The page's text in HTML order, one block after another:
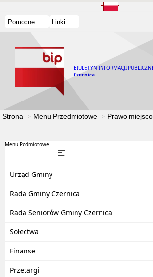
Pomocne Linki
BIULETYN INFORMACJI
Czernica
Strona Menu Przedmiotowe Prawo
Menu Podmiotowe
Urząd Gminy
Rada Gminy Czernica
Rada Seniorów Gminy Czernica
Sołectwa
Finanse
Przetargi